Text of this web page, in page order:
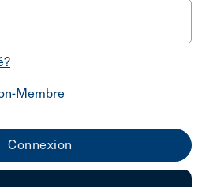
Membre